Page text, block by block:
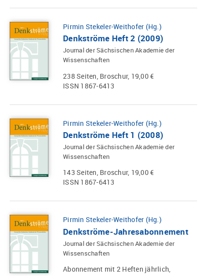
Pirmin Stekeler-Weithofer (Hg.)
Denkströme Heft 2 (2009)
Journal der Sächsischen Akademie der
Wissenschaften
238 Seiten, Broschur, 19,00 €
ISSN 1867-6413
Pirmin Stekeler-Weithofer (Hg.)
Denkströme Heft 1 (2008)
Journal der Sächsischen Akademie der
Wissenschaften
143 Seiten, Broschur, 19,00 €
ISSN 1867-6413
Pirmin Stekeler-Weithofer (Hg.)
Denkströme-Jahresabonnement
Journal der Sächsischen Akademie der
Wissenschaften
Abonnement mit 2 Heften jährlich,